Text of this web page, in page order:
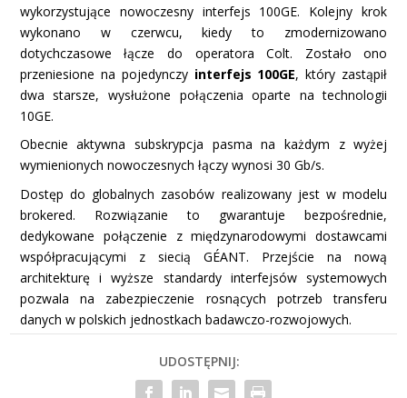
wykorzystujące nowoczesny interfejs 100GE. Kolejny krok
wykonano w czerwcu, kiedy to zmodernizowano
dotychczasowe łącze do operatora Colt. Zostało ono
przeniesione na pojedynczyinterfejs 100GE, który zastąpił
dwa starsze, wysłużone połączenia oparte na technologii
10GE.
Obecnie aktywna subskrypcja pasma na każdym z wyżej
wymienionych nowoczesnych łączy wynosi 30 Gb/s.
Dostęp do globalnych zasobów realizowany jest w modelu
brokered. Rozwiązanie to gwarantuje bezpośrednie,
dedykowane połączenie z międzynarodowymi dostawcami
współpracującymi z siecią GÉANT. Przejście na nową
architekturę i wyższe standardy interfejsów systemowych
pozwala na zabezpieczenie rosnących potrzeb transferu
danych w polskich jednostkach badawczo-rozwojowych.
UDOSTĘPNIJ: